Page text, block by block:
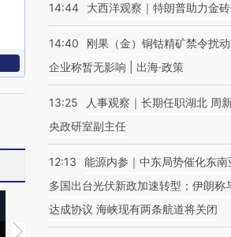
视线｜HYROX的吸金
马航飞行员跨国走私
14:44 大西洋观察｜特朗普助力金
14:40
刚果（金）铜钴精矿禁令扰
企业称暂无影响 | 出海·政策
13:25
人事观察｜长期任职湖北 周
央政研室副主任
12:13
能源内参｜中东局势催化东
多国出台光伏新政加速转型；伊朗称
达成协议 海峡现有两条航道将关闭